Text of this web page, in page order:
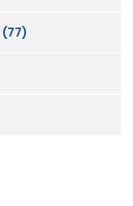
(77)